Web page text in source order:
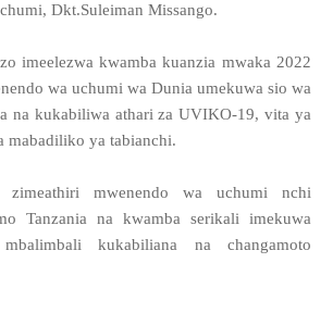
Dkt.Suleiman Missango.
imeelezwa kwamba kuanzia mwaka 2022
wa uchumi wa Dunia umekuwa sio wa
na kukabiliwa athari za UVIKO-19, vita ya
mabadiliko ya tabianchi.
zimeathiri mwenendo wa uchumi nchi
Tanzania na kwamba serikali imekuwa
kukabiliana na changamoto